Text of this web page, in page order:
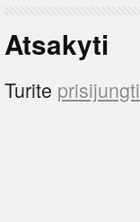
Atsakyti
Turite prisijungti